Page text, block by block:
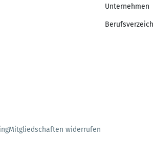
Unternehmen
Mitgliedschaften widerrufen